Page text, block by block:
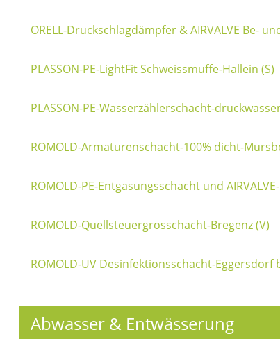
ORELL-Druckschlagdämpfer & AIRVALVE Be-
PLASSON-PE-LightFit Schweissmuffe-Hallein (S)
PLASSON-PE-Wasserzählerschacht-
ROMOLD-Armaturenschacht-100% dicht-
ROMOLD-PE-Entgasungsschacht und
ROMOLD-Quellsteuergrosschacht-Bregenz (V)
ROMOLD-UV Desinfektionsschacht-Eggersdorf
Abwasser & Entwässerung